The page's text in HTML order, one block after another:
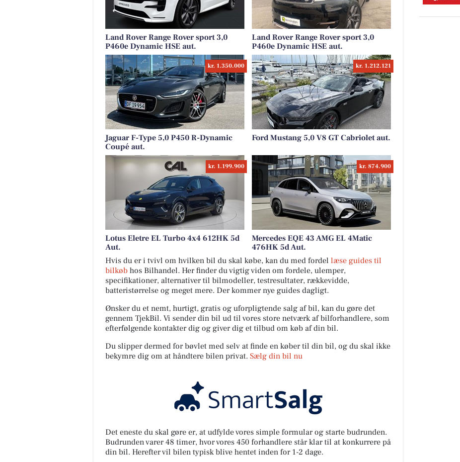
Land Rover Range Rover sport 3,0
P460e Dynamic HSE aut.
Land Rover Range Rover sport 3,0
P460e Dynamic HSE aut.
kr. 1.350.000
Jaguar F-Type 5,0 P450 R-Dynamic
Coupé aut.
kr. 1.212.121
Ford Mustang 5,0 V8 GT Cabriolet aut.
kr. 1.199.900
Lotus Eletre EL Turbo 4x4 612HK 5d
Aut.
kr. 874.900
Mercedes EQE 43 AMG EL 4Matic
476HK 5d Aut.
Hvis du er i tvivl om hvilken bil du skal købe, kan du med fordel læse guides til
bilkøb hos Bilhandel. Her finder du vigtig viden om fordele, ulemper,
specifikationer, alternativer til bilmodeller, testresultater, rækkevidde,
batteristørrelse og meget mere. Der kommer nye guides dagligt.
Ønsker du et nemt, hurtigt, gratis og uforpligtende salg af bil, kan du gøre det
gennem TjekBil. Vi sender din bil ud til vores store netværk af bilforhandlere, som
efterfølgende kontakter dig og giver dig et tilbud om køb af din bil.
Du slipper dermed for bøvlet med selv at finde en køber til din bil, og du skal ikke
bekymre dig om at håndtere bilen privat. Sælg din bil nu
Det eneste du skal gøre er, at udfylde vores simple formular og starte budrunden.
Budrunden varer 48 timer, hvor vores 450 forhandlere står klar til at konkurrere på
din bil. Herefter vil bilen typisk blive hentet inden for 1-2 dage.